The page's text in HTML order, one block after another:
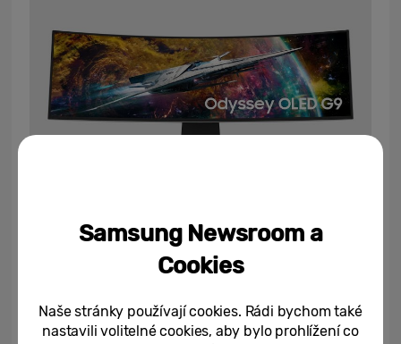
Nový 77-palcový televizor OLED S95C od
Samsungu přichází s oslnivým OLED
displejem s bezkonkurenčním jasem a
kvalitou barev, 49-palcový monitor Odyssey
OLED G9, vybavený duálním QHD 1800R
Samsung Newsroom a
Cookies
Naše stránky používají cookies. Rádi bychom také
nastavili volitelné cookies, aby bylo prohlížení co